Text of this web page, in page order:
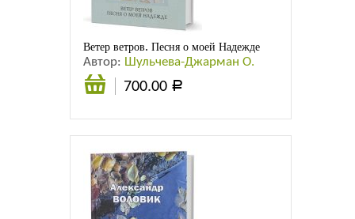
Ветер ветров. Песня о моей Надежде
Автор: Шульчева-Джарман О.
700.00 Р